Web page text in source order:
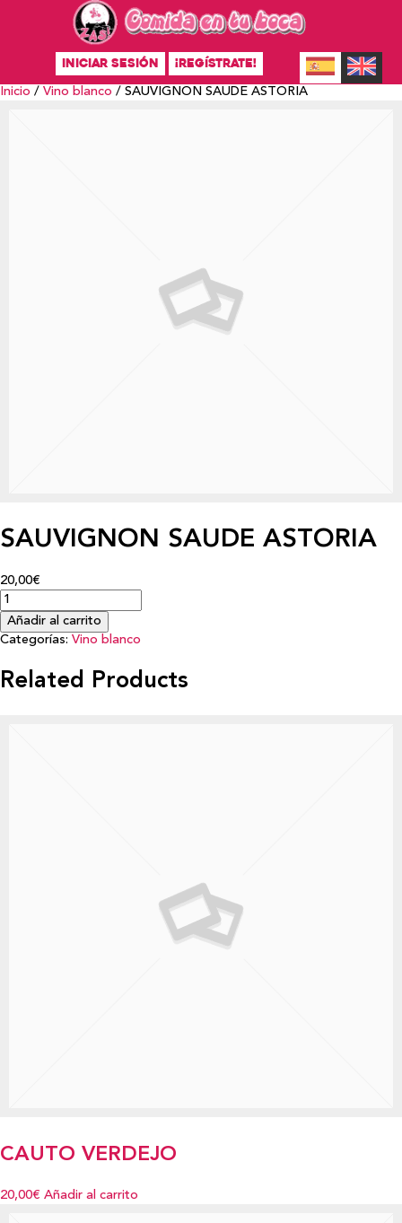
INICIAR SESIÓN ¡REGÍSTRATE!
Inicio / Vino blanco / SAUVIGNON SAUDE ASTORIA
SAUVIGNON SAUDE ASTORIA
20,00€
Añadir al carrito
Categorías: Vino blanco
Related Products
CAUTO VERDEJO
20,00€ Añadir al carrito